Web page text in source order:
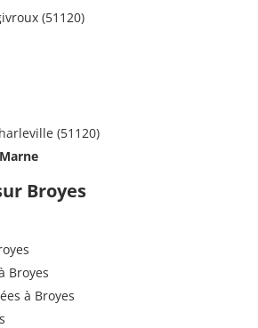
(51120)
(51120)
Broyes
Broyes
à Broyes